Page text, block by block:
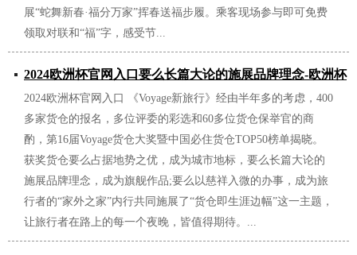
展“蛇舞新春·福分万家”挥春送福步履。乘客现场参与即可免费
领取对联和“福”字，感受节...
2024欧洲杯官网入口要么长篇大论的施展品牌理念-欧洲杯
下单平台(竞猜)股份有限公司
2024欧洲杯官网入口 《Voyage新旅行》经由半年多的考虑，400
多家货仓的报名，多位评委的彩选和60多位货仓保举官的商
酌，第16届Voyage货仓大奖暨中国必住货仓TOP50榜单揭晓。
获奖货仓要么占据地势之优，成为城市地标，要么长篇大论的
施展品牌理念，成为旗舰作品;要么以慈祥入微的办事，成为旅
行者的“家外之家”内行共同施展了“货仓即生涯边幅”这一主题，
让旅行者在路上的每一个夜晚，皆值得期待。...